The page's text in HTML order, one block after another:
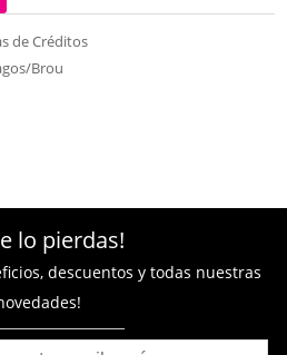
de Créditos
Brou
lo pierdas!
descuentos y todas nuestras